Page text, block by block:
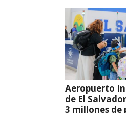
Aeropuerto
de El
3 millones de